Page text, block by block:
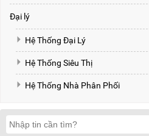
Đại lý
Hệ Thống Đại Lý
Hệ Thống Siêu Thị
Hệ Thống Nhà Phân Phối